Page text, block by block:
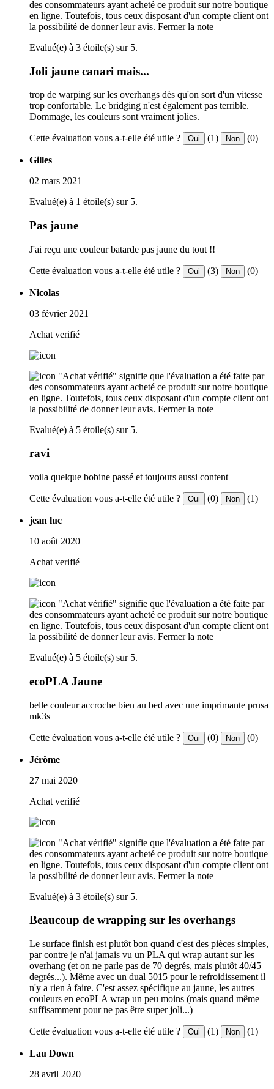
des consommateurs ayant acheté ce produit sur notre boutique
en ligne. Toutefois, tous ceux disposant d'un compte client ont
la possibilité de donner leur avis. Fermer la note
Evalué(e) à 3 étoile(s) sur 5.
Joli jaune canari mais...
trop de warping sur les overhangs dès qu'on sort d'un vitesse
trop confortable. Le bridging n'est également pas terrible.
Dommage, les couleurs sont vraiment jolies.
Cette évaluation vous a-t-elle été utile ? Oui (1) Non (0)
Gilles
02 mars 2021
Evalué(e) à 1 étoile(s) sur 5.
Pas jaune
J'ai reçu une couleur batarde pas jaune du tout !!
Cette évaluation vous a-t-elle été utile ? Oui (3) Non (0)
Nicolas
03 février 2021
Achat verifié
"Achat vérifié" signifie que l'évaluation a été faite par
des consommateurs ayant acheté ce produit sur notre boutique
en ligne. Toutefois, tous ceux disposant d'un compte client ont
la possibilité de donner leur avis. Fermer la note
Evalué(e) à 5 étoile(s) sur 5.
ravi
voila quelque bobine passé et toujours aussi content
Cette évaluation vous a-t-elle été utile ? Oui (0) Non (1)
jean luc
10 août 2020
Achat verifié
"Achat vérifié" signifie que l'évaluation a été faite par
des consommateurs ayant acheté ce produit sur notre boutique
en ligne. Toutefois, tous ceux disposant d'un compte client ont
la possibilité de donner leur avis. Fermer la note
Evalué(e) à 5 étoile(s) sur 5.
ecoPLA Jaune
belle couleur accroche bien au bed avec une imprimante prusa
mk3s
Cette évaluation vous a-t-elle été utile ? Oui (0) Non (0)
Jérôme
27 mai 2020
Achat verifié
"Achat vérifié" signifie que l'évaluation a été faite par
des consommateurs ayant acheté ce produit sur notre boutique
en ligne. Toutefois, tous ceux disposant d'un compte client ont
la possibilité de donner leur avis. Fermer la note
Evalué(e) à 3 étoile(s) sur 5.
Beaucoup de wrapping sur les overhangs
Le surface finish est plutôt bon quand c'est des pièces simples,
par contre je n'ai jamais vu un PLA qui wrap autant sur les
overhang (et on ne parle pas de 70 degrés, mais plutôt 40/45
degrés...). Même avec un dual 5015 pour le refroidissement il
n'y a rien à faire. C'est assez spécifique au jaune, les autres
couleurs en ecoPLA wrap un peu moins (mais quand même
suffisamment pour ne pas être super joli...)
Cette évaluation vous a-t-elle été utile ? Oui (1) Non (1)
Lau Down
28 avril 2020